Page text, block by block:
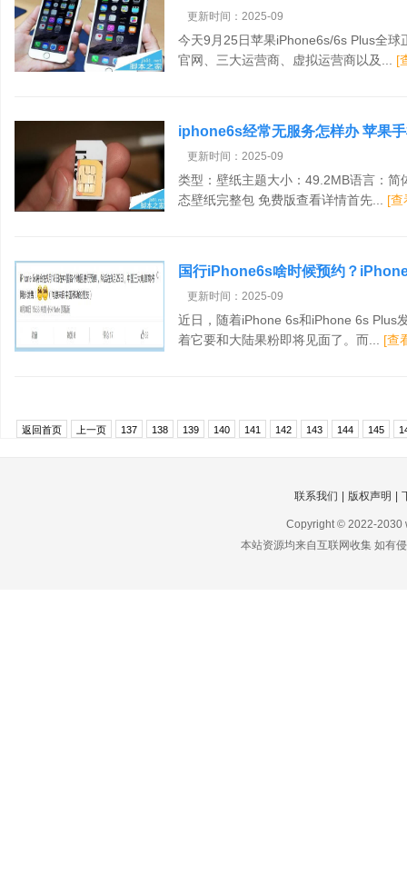
更新时间：2025-09
今天9月25日苹果iPhone6s/6s Plus全
官网、三大运营商、虚拟运营商以及... [
iphone6s经常无服务怎样办 苹果
更新时间：2025-09
类型：壁纸主题大小：49.2MB语言：
态壁纸完整包 免费版查看详情首先... [查
国行iPhone6s啥时候预约？
机资讯
更新时间：2025-09
近日，随着iPhone 6s和iPhone 6s Plus
着它要和大陆果粉即将见面了。而... [查
返回首页 上一页 137 138 139 140 141 142 143 144 145
联系我们 版权声明
Copyright © 2022-2030
本站资源均来自互联网收集 如有